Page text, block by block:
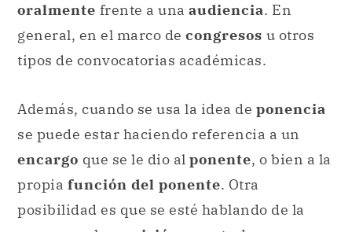
oralmente frente a una audiencia. En
general, en el marco de congresos u otros
tipos de convocatorias académicas.
Además, cuando se usa la idea de ponencia
se puede estar haciendo referencia a un
encargo que se le dio al ponente, o bien a la
propia función del ponente. Otra
posibilidad es que se esté hablando de la